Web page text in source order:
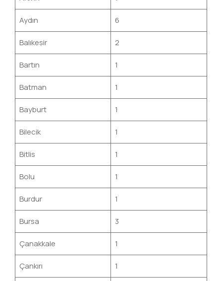
Aydın 6
Balıkesir 2
Bartın 1
Batman 1
Bayburt 1
Bilecik 1
Bitlis 1
Bolu 1
Burdur 1
Bursa 3
Çanakkale 1
Çankırı 1